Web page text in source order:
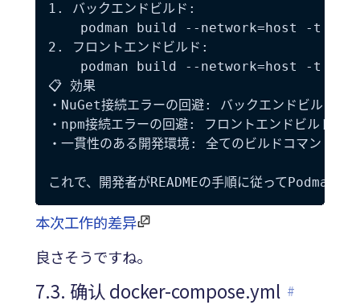
1. バックエンドビルド:
podman build --network=host -t
2. フロントエンドビルド:
podman build --network=host -t
📋 効果
・NuGet接続エラーの回避: バックエンドビルド時
・npm接続エラーの回避: フロントエンドビルド時
・一貫性のある開発環境: 全てのビルドコマンドで
本次工作的差异
良さそうですね。
7.3. 确认 docker-compose.yml #